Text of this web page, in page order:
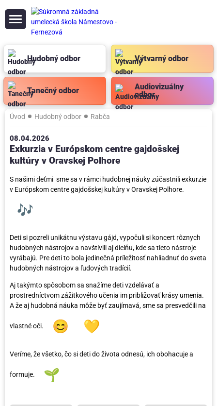
Hudobný odbor Výtvarný odbor
Tanečný odbor
Audiovizuálny
odbor
Úvod Hudobný odbor Rabča
08.04.2026
Exkurzia v Európskom centre gajdošskej
kultúry v Oravskej Polhore
S našimi deťmi sme sa v rámci hudobnej náuky zúčastnili exkurzie
v Európskom centre gajdošskej kultúry v Oravskej Polhore.
Deti si pozreli unikátnu výstavu gájd, vypočuli si koncert rôznych
hudobných nástrojov a navštívili aj dielňu, kde sa tieto nástroje
vyrábajú. Pre deti to bola jedinečná príležitosť nahliadnuť do sveta
hudobných nástrojov a ľudových tradícií.
Aj takýmto spôsobom sa snažíme deti vzdelávať a
prostredníctvom zážitkového učenia im približovať krásy umenia.
A že aj hudobná náuka môže byť zaujímavá, sme sa presvedčili na
vlastné oči.
Veríme, že všetko, čo si deti do života odnesú, ich obohacuje a
formuje.